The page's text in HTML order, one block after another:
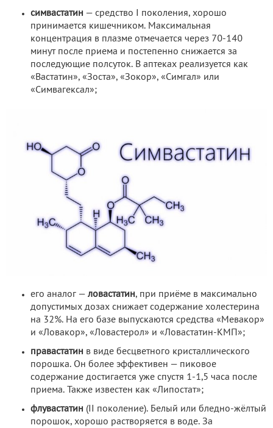
симвастатин — средство I поколения, хорошо
принимается кишечником. Максимальная
концентрация в плазме отмечается через 70-140
минут после приема и постепенно снижается за
последующие полсуток. В аптеках реализуется как
«Вастатин», «Зоста», «Зокор», «Симгал» или
«Симвагексал»;
его аналог — ловастатин, при приёме в максимально
допустимых дозах снижает содержание холестерина
на 32%. На его базе выпускаются средства «Мевакор»
и «Ловакор», «Ловастерол» и «Ловастатин-КМП»;
правастатин в виде бесцветного кристаллического
порошка. Он более эффективен — пиковое
содержание достигается уже спустя 1-1,5 часа после
приема. Также известен как «Липостат»;
флувастатин (II поколение). Белый или бледно-жёлтый
порошок, хорошо растворяется в воде. За